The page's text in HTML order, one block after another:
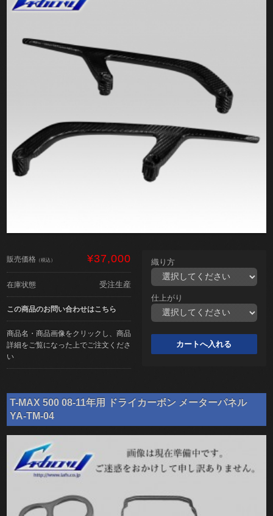
販売価格 （税込） ¥37,000
在庫状態 受注生産
この商品のお問い合わせはこちら
商品名・商品画像をクリックし、商品
詳細をご覧になった上でご注文くださ
い
織り方
仕上がり
T-MAX 500 08-11年用 ドライカーボン メーターパネル
YA-TM-04